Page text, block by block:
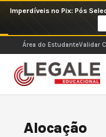
o
conteúdo
Imperdíveis no Pix: Pós
Área do EstudanteValidar